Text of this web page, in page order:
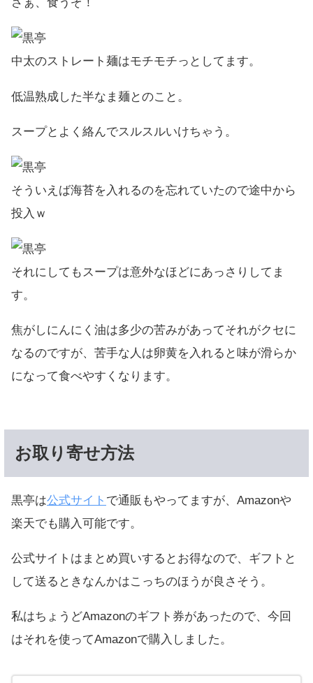
さぁ、食うぞ！
中太のストレート麺はモチモチっとしてます。
低温熟成した半なま麺とのこと。
スープとよく絡んでスルスルいけちゃう。
そういえば海苔を入れるのを忘れていたので途中から
投入ｗ
それにしてもスープは意外なほどにあっさりしてま
す。
焦がしにんにく油は多少の苦みがあってそれがクセに
なるのですが、苦手な人は卵黄を入れると味が滑らか
になって食べやすくなります。
お取り寄せ方法
黒亭は公式サイト で通販もやってますが、Amazonや
楽天でも購入可能です。
公式サイトはまとめ買いするとお得なので、ギフトと
して送るときなんかはこっちのほうが良さそう。
私はちょうどAmazonのギフト券があったので、今回
はそれを使ってAmazonで購入しました。